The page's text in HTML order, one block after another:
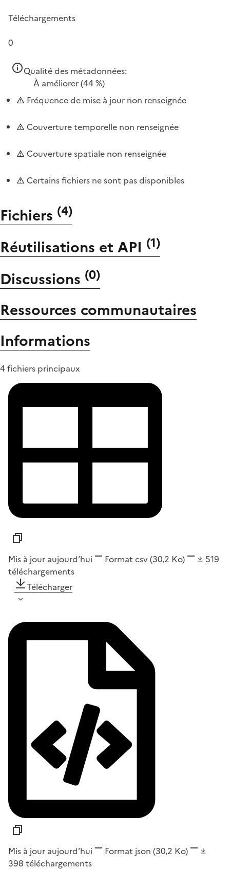
Téléchargements
0
Qualité des métadonnées:
À améliorer(44 %)
Fréquence de mise à jour non renseignée
Couverture temporelle non renseignée
Couverture spatiale non renseignée
Certains fichiers ne sont pas disponibles
Fichiers (4)
Réutilisations et API (1)
Discussions (0)
Ressources communautaires
Informations
4 fichiers principaux
Mis à jour aujourd’hui Format csv(30,2 Ko)
519
téléchargements
Télécharger
Mis à jour aujourd’hui Format json (30,2 Ko)
398 téléchargements